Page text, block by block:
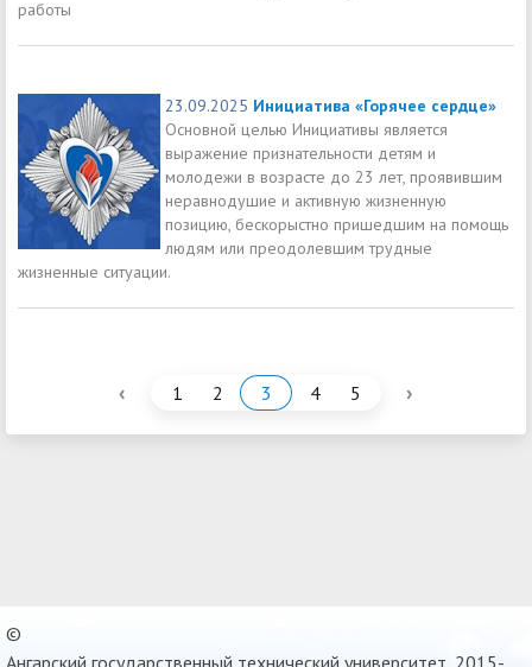
работы
23.09.2025 Инициатива «Горячее сердце»
Основной целью Инициативы является
выражение признательности детям и
молодежи в возрасте до 23 лет, проявившим
неравнодушие и активную жизненную
позицию, бескорыстно пришедшим на помощь
людям или преодолевшим трудные
жизненные ситуации.
‹ 1 2 3 4 5 ›
©
Ангарский государственный технический университет, 2015-